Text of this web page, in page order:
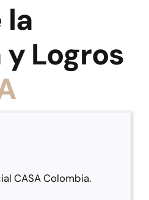
la
Logros
CASA Colombia.